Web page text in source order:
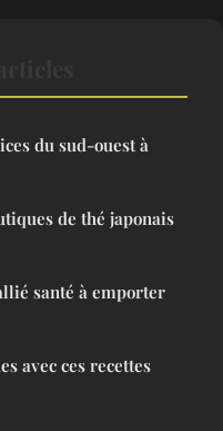
du sud-ouest à
de thé japonais
santé à emporter
avec ces recettes